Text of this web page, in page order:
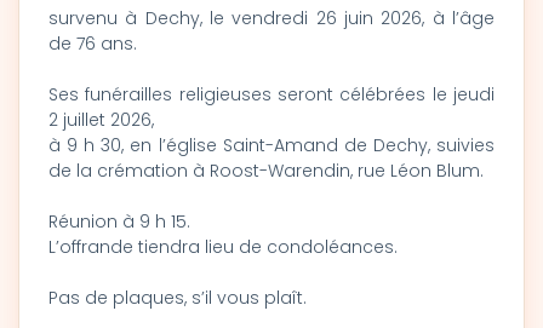
survenu à Dechy, le vendredi 26 juin 2026, à l’âge
de 76 ans.
Ses funérailles religieuses seront célébrées le jeudi
2 juillet 2026,
à 9 h 30, en l’église Saint-Amand de Dechy, suivies
de la crémation à Roost-Warendin, rue Léon Blum.
Réunion à 9 h 15.
L’offrande tiendra lieu de condoléances.
Pas de plaques, s’il vous plaît.